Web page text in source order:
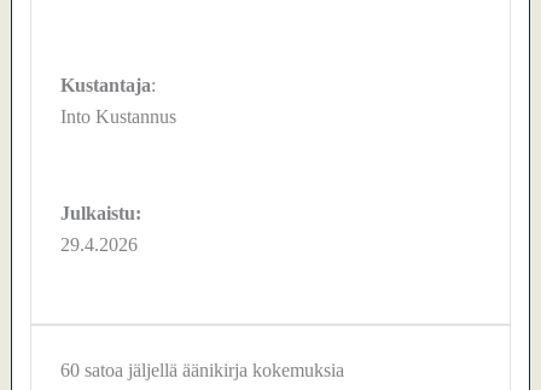
Kustantaja:
Into Kustannus
Julkaistu:
29.4.2026
60 satoa jäljellä äänikirja kokemuksia